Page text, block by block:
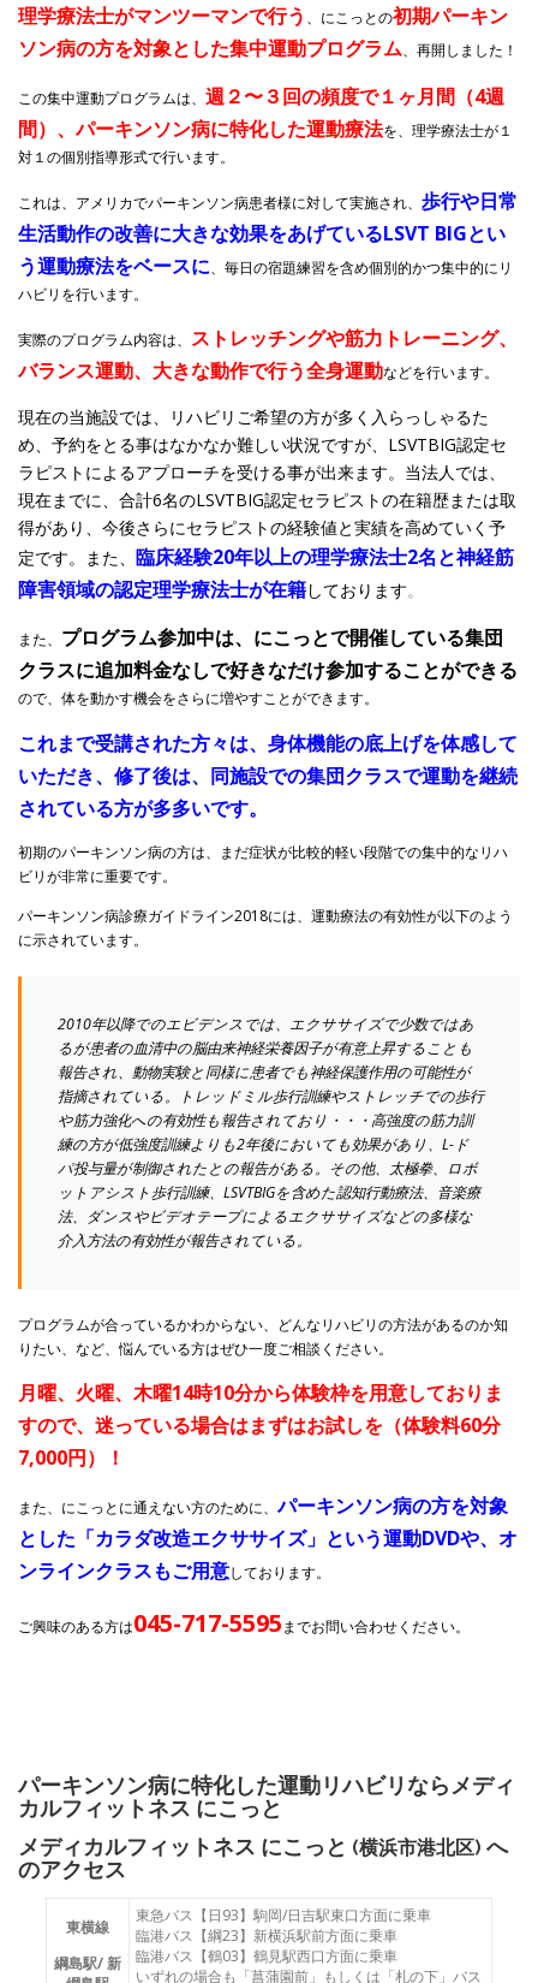
理学療法士がマンツーマンで行う 、にこっとの初期パーキン
ソン病の方を対象とした集中運動プログラム、再開しました！
この集中運動プログラムは、 週２〜３回の頻度で１ヶ月間（4週
間）、パーキンソン病に特化した運動療法を、理学療法士が１
対１の個別指導形式で行います。
これは、アメリカでパーキンソン病患者様に対して実施され、 歩行や日常
生活動作の改善に大きな効果をあげているLSVT BIGとい
う運動療法をベースに、毎日の宿題練習を含め個別的かつ集中的にリ
ハビリを行います。
実際のプログラム内容は、 ストレッチングや筋力トレーニング、
バランス運動、大きな動作で行う全身運動などを行います。
現在の当施設では、リハビリご希望の方が多く入らっしゃるた
め、予約をとる事はなかなか難しい状況ですが、LSVTBIG認定セ
ラピストによるアプローチを受ける事が出来ます。当法人では、
現在までに、 合計6名のLSVTBIG認定セラピストの在籍歴または取
得があり、今後さらにセラピストの経験値と実績を高めていく予
定です。また、 臨床経験20年以上の理学療法士2名と神経筋
障害領域の認定理学療法士が在籍しております。
また、 プログラム参加中は、にこっとで開催している集団
クラスに追加料金なしで好きなだけ参加することができる
ので、体を動かす機会をさらに増やすことができます。
これまで受講された方々は、身体機能の底上げを体感して
いただき、修了後は、同施設での集団クラスで運動を継続
されている方が多多いです。
初期のパーキンソン病の方は、まだ症状が比較的軽い段階での集中的なリハ
ビリが非常に重要です。
パーキンソン病診療ガイドライン2018には、運動療法の有効性が以下のよう
に示されています。
2010年以降でのエビデンスでは、エクササイズで少数ではあ
るが患者の血清中の脳由来神経栄養因子が有意上昇することも
報告され、動物実験と同様に患者でも神経保護作用の可能性が
指摘されている。トレッドミル歩行訓練やストレッチでの歩行
や筋力強化への有効性も報告されており・・・高強度の筋力訓
練の方が低強度訓練よりも2年後においても効果があり、L-ド
パ投与量が制御されたとの報告がある。その他、太極拳、ロボ
ットアシスト歩行訓練、LSVTBIGを含めた認知行動療法、音楽療
法、ダンスやビデオテープによるエクササイズなどの多様な
介入方法の有効性が報告されている。
プログラムが合っているかわからない、どんなリハビリの方法があるのか知
りたい、など、悩んでいる方はぜひ一度ご相談ください。
月曜、火曜、木曜14時10分から体験枠を用意しておりま
すので、迷っている場合はまずはお試しを（体験料60分
7,000円）！
また、にこっとに通えない方のために、パーキンソン病の方を対象
とした「カラダ改造エクササイズ」という運動DVDや、オ
ンラインクラスもご用意しております。
ご興味のある方は045-717-5595までお問い合わせください。
パーキンソン病に特化した運動リハビリならメディ
カルフィットネス にこっと
メディカルフィットネス にこっと (横浜市港北区) へ
のアクセス
東横線
綱島駅/ 新
東急バス【日93】駒岡/日吉駅東口方面に乗車
臨港バス【綱23】新横浜駅前方面に乗車
臨港バス【鶴03】鶴見駅西口方面に乗車
いずれの場合も「菖蒲園前」もしくは「札の下」バス